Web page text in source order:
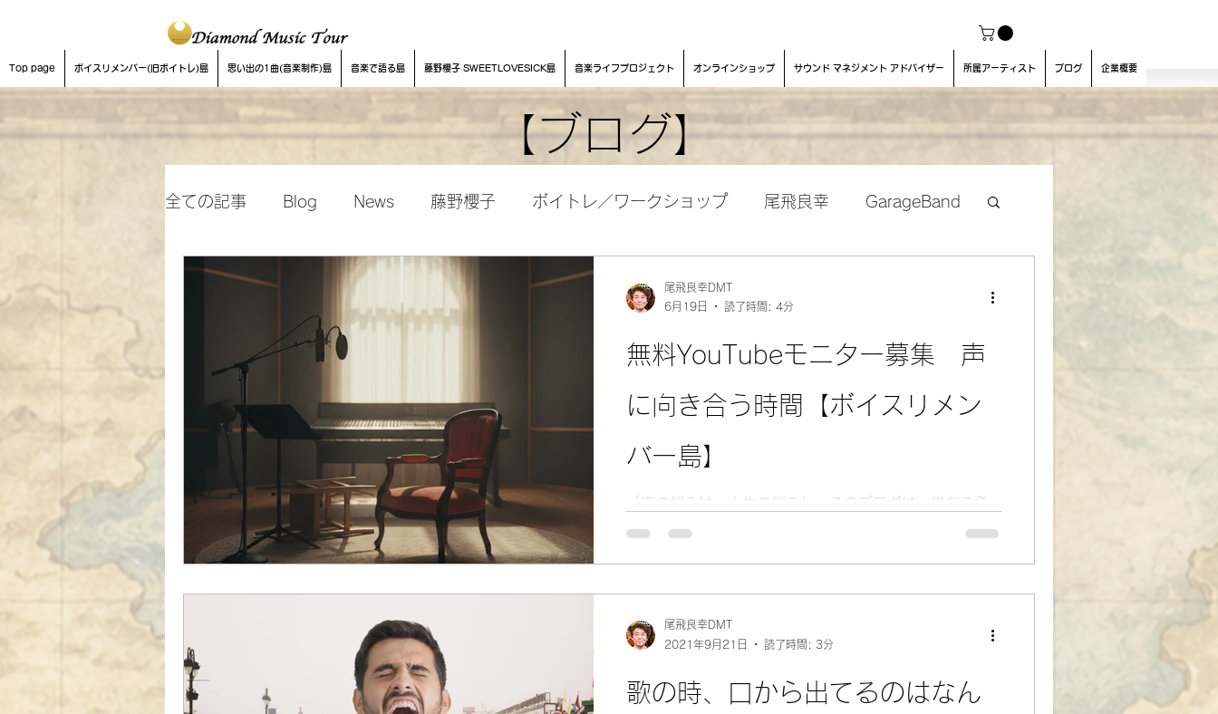
Top page ボイスリメンバー(旧ボイトレ)島 思い出の1曲(音楽制作)島 音楽で語る島 藤野櫻子 SWEETLOVESICK島 音楽ライフプロジェクト オンラインショップ サウンド マネジメント アドバイザー 所属アーティスト ブログ 企業概要
【ブログ】
全ての記事 Blog News 藤野櫻子 ボイトレ／ワークショップ 尾飛良幸 GarageBand
音楽制作
無料YouTubeモニター募集 声
に向き合う時間【ボイスリメン
バー島】
「声の悩みは、人生の悩み」。このブログは、単なる発
る」「自分の声が好きになれない」……そんな悩みは、
の自分を思い出すための旅。誰かの勇気になるその姿を
尾飛良幸DMT
6月19日
読了時間: 4分
歌の時、口から出てるのはなん
尾飛良幸DMT
2021年9月21日
読了時間: 3分